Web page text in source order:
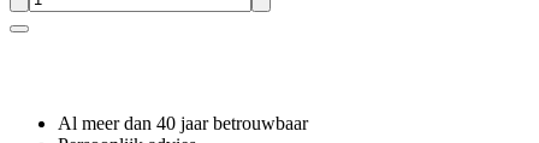
Al meer dan 40 jaar betrouwbaar